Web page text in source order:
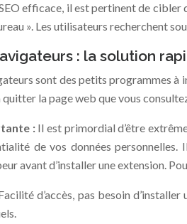
efficace, il est pertinent de cibler
». Les utilisateurs recherchent
: la solution
sont des petits programmes
quitter la page web que vous
: Il est primordial d’être
de vos données
avant d’installer une extension.
d’accès, pas besoin